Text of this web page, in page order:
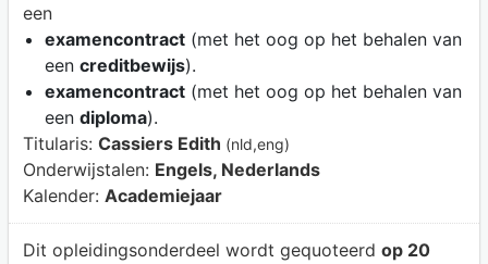
een
examencontract(met het oog op het behalen van
een creditbewijs).
examencontract(met het oog op het behalen van
een diploma).
Titularis: Cassiers Edith (nld,eng)
Onderwijstalen: Engels, Nederlands
Kalender: Academiejaar
Dit opleidingsonderdeel wordt gequoteerd op 20